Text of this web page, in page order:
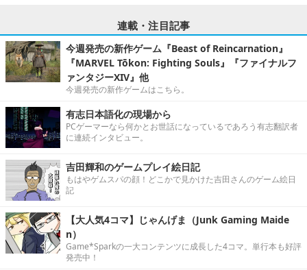
連載・注目記事
今週発売の新作ゲーム『Beast of Reincarnation』
『MARVEL Tōkon: Fighting Souls』『ファイナルフ
ァンタジーXIV』他
今週発売の新作ゲームはこちら。
有志日本語化の現場から
PCゲーマーなら何かとお世話になっているであろう有志翻訳者
に連続インタビュー。
吉田輝和のゲームプレイ絵日記
もはやゲムスパの顔！どこかで見かけた吉田さんのゲーム絵日
記
【大人気4コマ】じゃんげま（Junk Gaming Maide
n）
Game*Sparkの一大コンテンツに成長した4コマ。単行本も好評
発売中！